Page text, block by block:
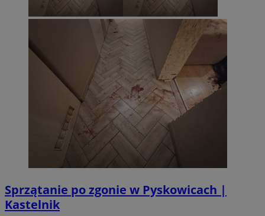
Sprzątanie po zgonie w Pyskowicach |
Kastelnik